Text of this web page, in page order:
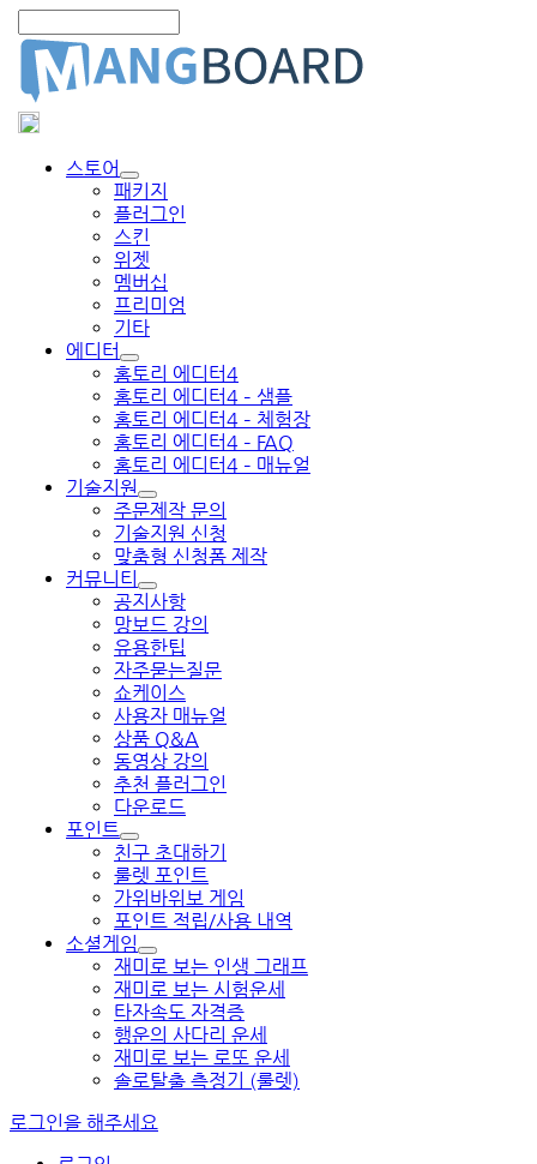
스토어
패키지
플러그인
스킨
위젯
멤버십
프리미엄
기타
에디터
홈토리 에디터4
홈토리 에디터4 – 샘플
홈토리 에디터4 – 체험장
홈토리 에디터4 – FAQ
홈토리 에디터4 – 매뉴얼
기술지원
주문제작 문의
기술지원 신청
맞춤형 신청폼 제작
커뮤니티
공지사항
망보드 강의
유용한팁
자주묻는질문
쇼케이스
사용자 매뉴얼
상품 Q&A
동영상 강의
추천 플러그인
다운로드
포인트
친구 초대하기
룰렛 포인트
가위바위보 게임
포인트 적립/사용 내역
소셜게임
재미로 보는 인생 그래프
재미로 보는 시험운세
타자속도 자격증
행운의 사다리 운세
재미로 보는 로또 운세
솔로탈출 측정기 (룰렛)
로그인을 해주세요